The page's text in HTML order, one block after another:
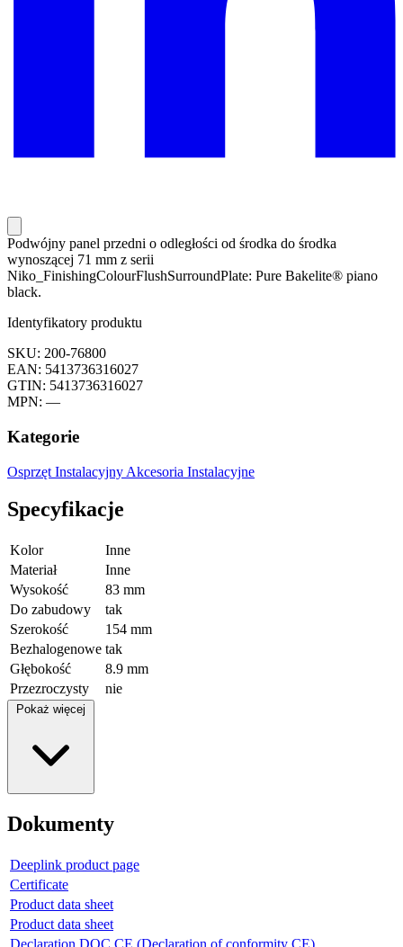
Podwójny panel przedni o odległości od środka do środka
wynoszącej 71 mm z serii
Niko_FinishingColourFlushSurroundPlate: Pure Bakelite® piano
black.
Identyfikatory produktu
SKU: 200-76800
EAN: 5413736316027
GTIN: 5413736316027
MPN: —
Kategorie
Osprzęt Instalacyjny Akcesoria Instalacyjne
Specyfikacje
Kolor
Inne
Materiał
Inne
Wysokość
83 mm
Do zabudowy
tak
Szerokość
154 mm
Bezhalogenowe tak
Głębokość
8.9 mm
Przezroczysty
nie
Pokaż więcej
Dokumenty
Deeplink product page
Certificate
Product data sheet
Product data sheet